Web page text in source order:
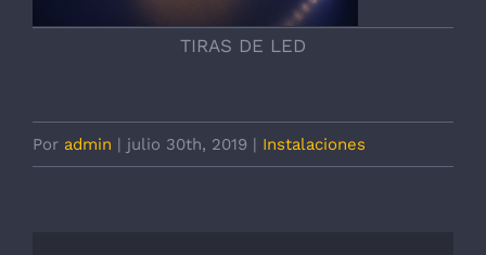
TIRAS DE LED
Por admin | julio 30th, 2019 | Instalaciones